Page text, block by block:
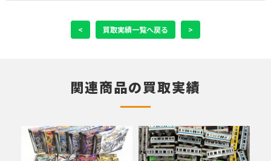
< 買取実績一覧へ戻る >
関連商品の買取実績